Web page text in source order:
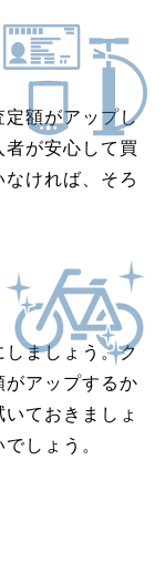
定額がアップし
者が安心して買
ければ、そろ
ましょう。ク
がアップするか
ておきましょ
しょう。